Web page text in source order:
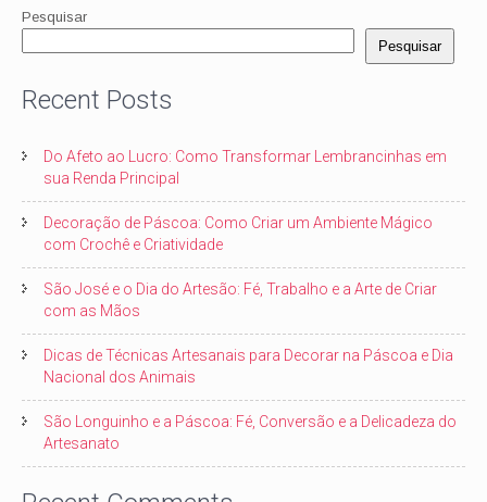
Pesquisar
Pesquisar
Recent Posts
Do Afeto ao Lucro: Como Transformar Lembrancinhas em
sua Renda Principal
Decoração de Páscoa: Como Criar um Ambiente Mágico
com Crochê e Criatividade
São José e o Dia do Artesão: Fé, Trabalho e a Arte de Criar
com as Mãos
Dicas de Técnicas Artesanais para Decorar na Páscoa e Dia
Nacional dos Animais
São Longuinho e a Páscoa: Fé, Conversão e a Delicadeza do
Artesanato